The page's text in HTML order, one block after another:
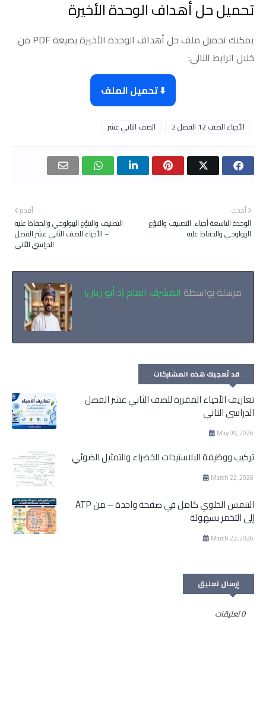
تحميل حل أهداف الوحدة الأخيرة
يمكنك تحميل ملف حل أهداف الوحدة الأخيرة بصيغة PDF من
خلال الرابط التالي:
⬇️ تحميل الملف
الأحياء الصف 12 الفصل 2 الصف الثاني عشر
أحدث
الوحدة التاسعة أحياء: التصنيف والتنوّع
البيولوجي والحفاظ عليه
أقدم
التصنيف والتنوّع البيولوجي والحفاظ عليه
– الأحياء للصف الثاني عشر الفصل
الدراسي الثاني
مرسلة بواسطة المشرف العام (د.أبو ريان)
قد تُعجبك هذه المشاركات
تعاريف الأحياء المقررة للصف الثاني عشر الفصل
الدراسي الثاني
May 09, 2026
تركيب ووظيفة البلاستيدات الخضراء والتمثيل الضوئي
March 22, 2026
التنفس الخلوي كامل في صفحة واحدة – من ATP
إلى التخمر بسهولة
March 22, 2026
إرسال تعليق
0 تعليقات